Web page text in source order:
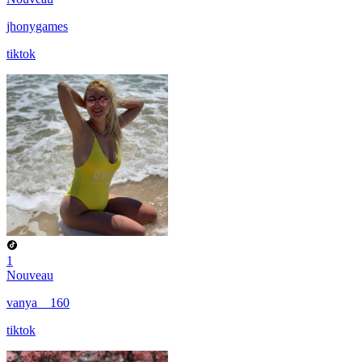
jhonygames
tiktok
1
Nouveau
vanya__160
tiktok